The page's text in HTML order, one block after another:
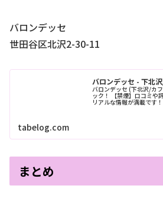
バロンデッセ
世田谷区北沢2-30-11
バロンデッセ - 下北
バロンデッセ (下北沢/カ
ック！ 【禁煙】口コミや
リアルな情報が満載です
情報も充実。
tabelog.com
まとめ